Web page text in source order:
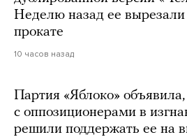
Неделю назад ее вырезали
прокате
10 часов назад
Партия «Яблоко» объявила,
с оппозиционерами в
решили поддержать ее на